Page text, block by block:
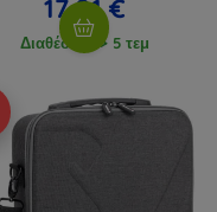
17,01 €
Διαθέσιμο > 5 τεμ